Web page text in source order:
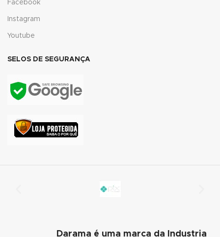
panel
panel
panel
panel
panel
panel
Facebook
Instagram
Youtube
SELOS DE SEGURANÇA
Darama é uma marca da Industria